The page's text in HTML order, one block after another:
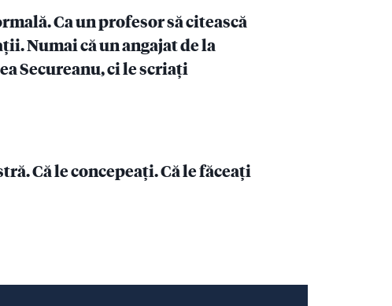
Ca un profesor să citească
Numai că un angajat de la
Secureanu, ci le scriați
Că le concepeați. Că le făceați